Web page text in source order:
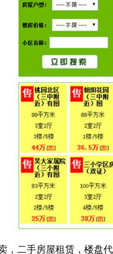
，二手房屋租赁，楼盘